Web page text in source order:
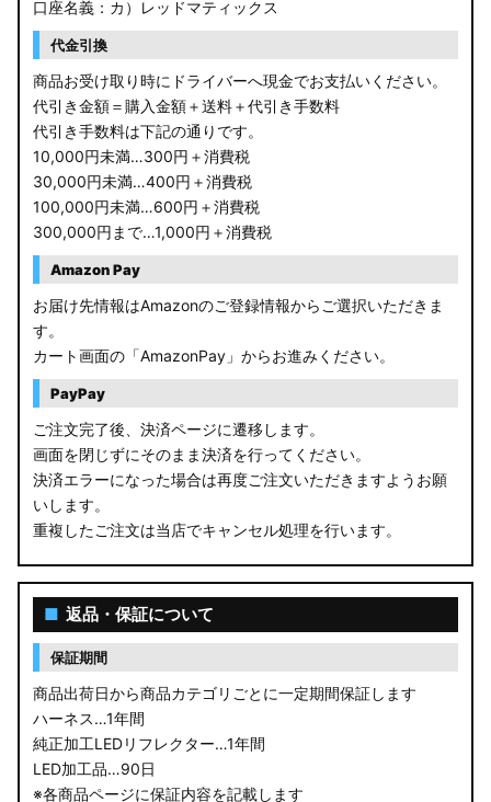
RP6/7 ステップワゴン
RP1/2 RP3/4 ステップワゴン/スパーダ
RK5/6 ステップワゴンスパーダ
RC1/2 オデッセイ
GB5〜8 フリード
GR フィット
GP5/6 GK3〜6 フィット
MK53S スペーシアカスタム
MA37S/MA27S ソリオ / ソリオ バンディット
MA26S/MA36S ソリオ
ZC33S スイフトスポーツ
LA650S タントカスタム
LA600S タントカスタム
LA150S ムーヴカスタム
LA700S ウェイク
GN0W アウトランダー
口座名義：カ）レッドマティックス
代金引換
商品お受け取り時にドライバーへ現金でお支払いください。
代引き金額＝購入金額＋送料＋代引き手数料
代引き手数料は下記の通りです。
10,000円未満…300円＋消費税
30,000円未満…400円＋消費税
100,000円未満…600円＋消費税
300,000円まで…1,000円＋消費税
Amazon Pay
お届け先情報はAmazonのご登録情報からご選択いただきま
す。
カート画面の「AmazonPay」からお進みください。
PayPay
ご注文完了後、決済ページに遷移します。
画面を閉じずにそのまま決済を行ってください。
決済エラーになった場合は再度ご注文いただきますようお願
いします。
重複したご注文は当店でキャンセル処理を行います。
■ 返品・保証について
保証期間
商品出荷日から商品カテゴリごとに一定期間保証します
ハーネス…1年間
純正加工LEDリフレクター…1年間
LED加工品…90日
※各商品ページに保証内容を記載します